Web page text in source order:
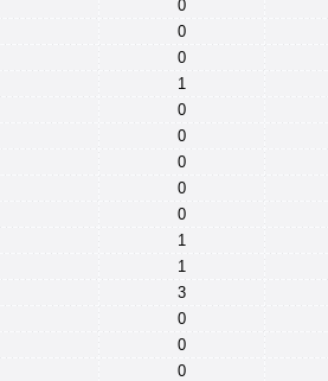
0
0
0
1
0
0
0
0
0
1
1
3
0
0
0